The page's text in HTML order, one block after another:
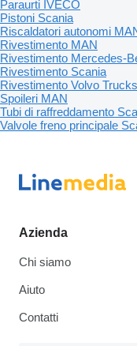
Paraurti IVECO
Pistoni Scania
Riscaldatori autonomi
Rivestimento MAN
Rivestimento Mercedes-
Rivestimento Scania
Rivestimento Volvo Trucks
Spoileri MAN
Tubi di raffreddamento
Valvole freno principale
Azienda
Chi siamo
Aiuto
Contatti